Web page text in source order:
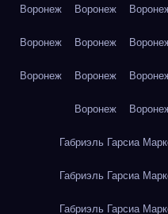
Воронеж Воронеж
Воронеж Воронеж
Воронеж Воронеж
Воронеж
Габриэль Гарсиа
Габриэль Гарсиа
Габриэль Гарсиа